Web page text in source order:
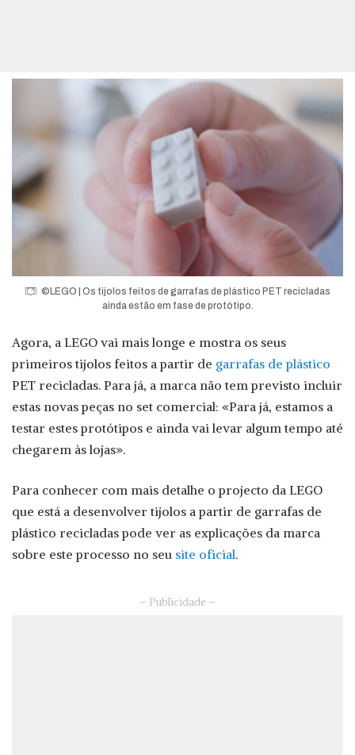
©LEGO | Os tijolos feitos de garrafas de plástico PET recicladas
ainda estão em fase de protótipo.
Agora, a LEGO vai mais longe e mostra os seus
primeiros tijolos feitos a partir de garrafas de plástico
PET recicladas. Para já, a marca não tem previsto incluir
estas novas peças no set comercial: «Para já, estamos a
testar estes protótipos e ainda vai levar algum tempo até
chegarem às lojas».
Para conhecer com mais detalhe o projecto da LEGO
que está a desenvolver tijolos a partir de garrafas de
plástico recicladas pode ver as explicações da marca
sobre este processo no seu site oficial.
– Publicidade –